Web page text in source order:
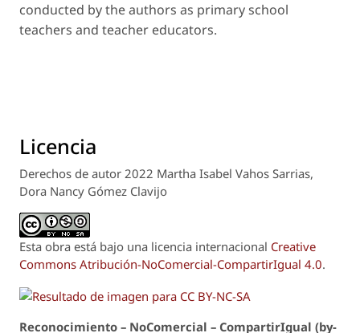
conducted by the authors as primary school
teachers and teacher educators.
Licencia
Derechos de autor 2022 Martha Isabel Vahos Sarrias,
Dora Nancy Gómez Clavijo
Esta obra está bajo una licencia internacional Creative
Commons Atribución-NoComercial-CompartirIgual 4.0.
Reconocimiento – NoComercial – CompartirIgual (by-